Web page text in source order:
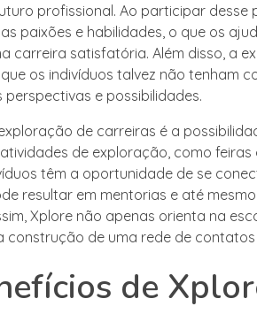
profissional. Ao participar desse
paixões e habilidades, o que os
carreira satisfatória. Além disso, a
os indivíduos talvez não tenham
e possibilidades.
de carreiras é a
de exploração, como feiras
têm a oportunidade de se
resultar em mentorias e até
Xplore não apenas orienta na
construção de uma rede de contatos
de